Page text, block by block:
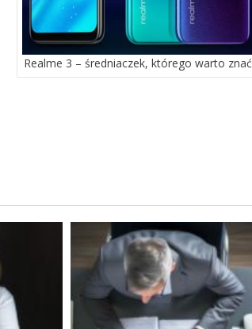
Realme 3 – średniaczek, którego warto znać